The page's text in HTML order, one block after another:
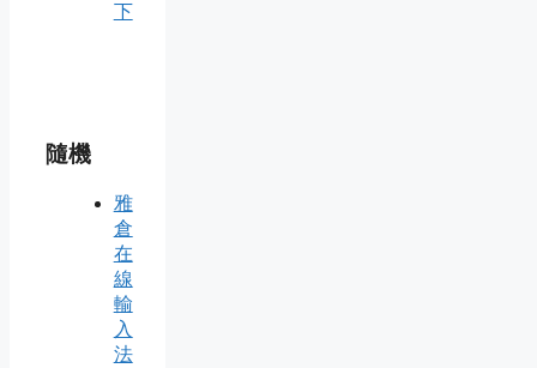
下
隨機
雅
倉
在
線
輸
入
法